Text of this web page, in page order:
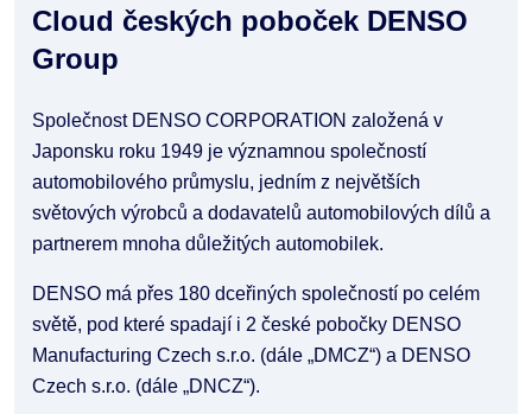
Cloud českých poboček DENSO
Group
Společnost DENSO CORPORATION založená v
Japonsku roku 1949 je významnou společností
automobilového průmyslu, jedním z největších
světových výrobců a dodavatelů automobilových dílů a
partnerem mnoha důležitých automobilek.
DENSO má přes 180 dceřiných společností po celém
světě, pod které spadají i 2 české pobočky DENSO
Manufacturing Czech s.r.o. (dále „DMCZ“) a DENSO
Czech s.r.o. (dále „DNCZ“).